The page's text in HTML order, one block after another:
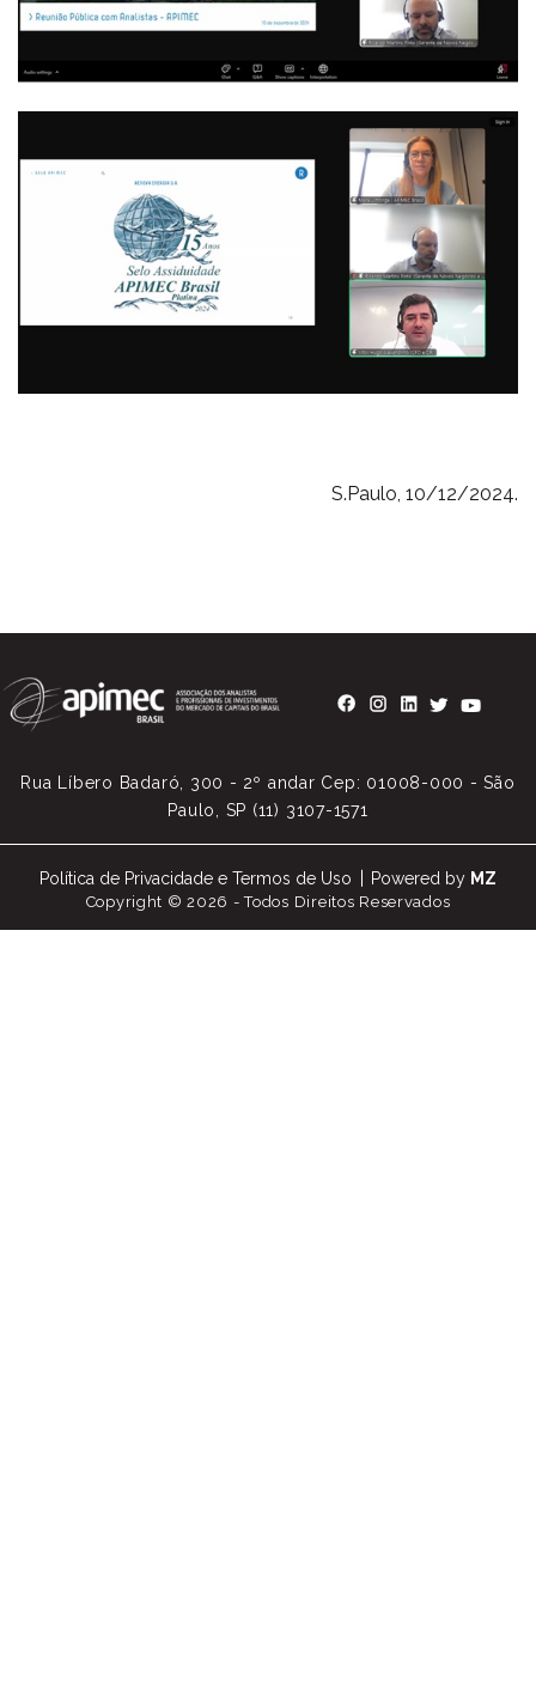
S.Paulo, 10/12/2024.
Rua Líbero Badaró, 300 - 2º andar Cep: 01008-000 - São
Paulo, SP (11) 3107-1571
Política de Privacidade e Termos de Uso Powered by MZ
Copyright © 2026 - Todos Direitos Reservados